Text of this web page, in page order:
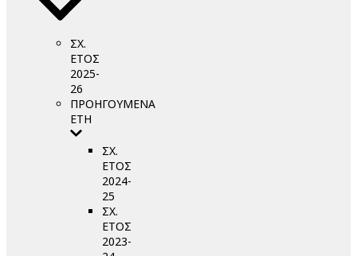
ΣΧ.
ΕΤΟΣ
2025-
26
ΠΡΟΗΓΟΥΜΕΝΑ
ΕΤΗ
ΣΧ.
ΕΤΟΣ
2024-
25
ΣΧ.
ΕΤΟΣ
2023-